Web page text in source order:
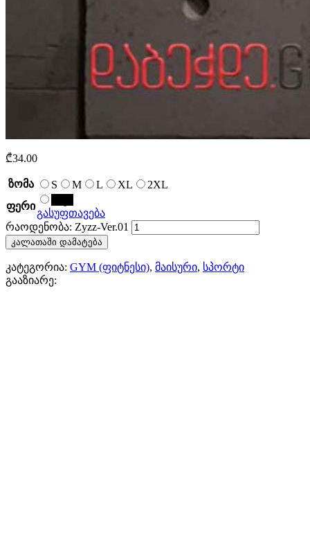
₾34.00
ზომა S M L XL
2XL
ფერი
გასუფთავება
რაოდენობა: Zyzz-Ver.01
კალათაში დამატება
კატეგორია: GYM (ფიტნესი), მაისური, სპორტი
გააზიარე: